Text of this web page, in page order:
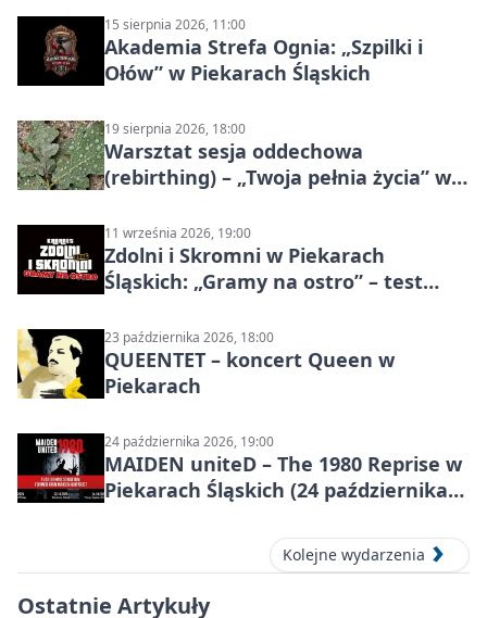
15 sierpnia 2026, 11:00
Akademia Strefa Ognia: „Szpilki i
Ołów” w Piekarach Śląskich
19 sierpnia 2026, 18:00
Warsztat sesja oddechowa
(rebirthing) – „Twoja pełnia życia” w
11 września 2026, 19:00
Zdolni i Skromni w Piekarach
Śląskich: „Gramy na ostro” – test
23 października 2026, 18:00
QUEENTET – koncert Queen w
Piekarach
24 października 2026, 19:00
MAIDEN uniteD – The 1980 Reprise w
Piekarach Śląskich (24 października
Kolejne wydarzenia
Ostatnie Artykuły